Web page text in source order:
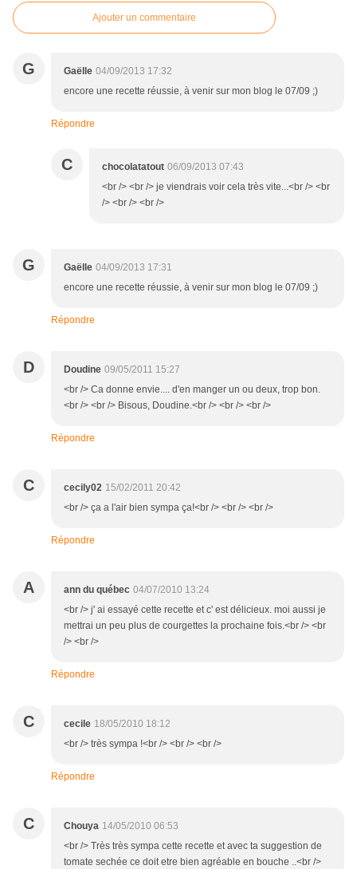
Ajouter un commentaire
G Gaëlle 04/09/2013 17:32
encore une recette réussie, à venir sur mon blog le 07/09 ;)
Répondre
C chocolatatout 06/09/2013 07:43
<br /> <br /> je viendrais voir cela très vite...<br /> <br
/> <br /> <br />
G Gaëlle 04/09/2013 17:31
encore une recette réussie, à venir sur mon blog le 07/09 ;)
Répondre
D Doudine 09/05/2011 15:27
<br /> Ca donne envie.... d'en manger un ou deux, trop bon.
<br /> <br /> Bisous, Doudine.<br /> <br /> <br />
Répondre
C cecily02 15/02/2011 20:42
<br /> ça a l'air bien sympa ça!<br /> <br /> <br />
Répondre
A ann du québec 04/07/2010 13:24
<br /> j' ai essayé cette recette et c' est délicieux. moi aussi je
mettrai un peu plus de courgettes la prochaine fois.<br /> <br
/> <br />
Répondre
C cecile 18/05/2010 18:12
<br /> très sympa !<br /> <br /> <br />
Répondre
C Chouya 14/05/2010 06:53
<br /> Très très sympa cette recette et avec ta suggestion de
tomate sechée ce doit etre bien agréable en bouche ..<br />